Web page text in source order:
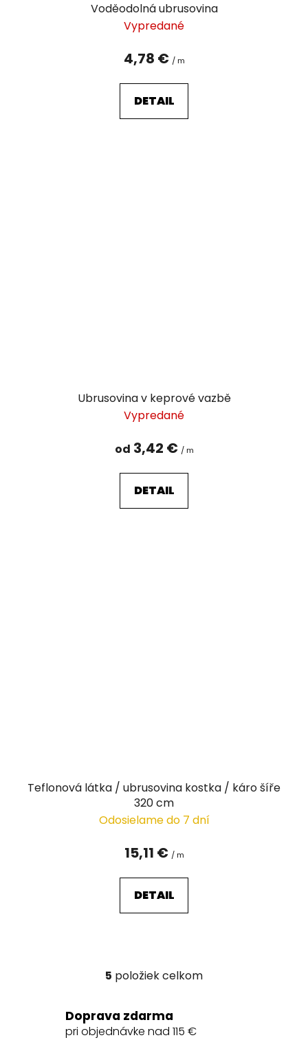
Voděodolná ubrusovina
Vypredané
4,78 € / m
DETAIL
Ubrusovina v keprové vazbě
Vypredané
od 3,42 € / m
DETAIL
Teflonová látka / ubrusovina kostka / káro šíře
320 cm
Odosielame do 7 dní
15,11 € / m
DETAIL
O
l
á
5 položiek celkom
Doprava zdarma
pri objednávke nad 115 €